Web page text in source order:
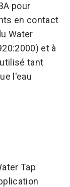
pour
en contact
Water
et à
tant
l'eau
Tap